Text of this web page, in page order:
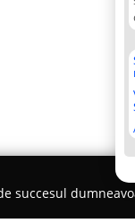
succesul